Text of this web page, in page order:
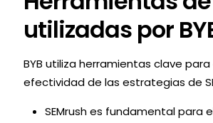
utilizadas por
BYB utiliza herramientas clave
efectividad de las estrategias de
SEMrush es fundamental para